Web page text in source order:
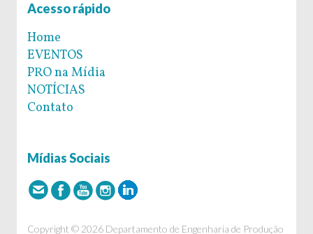
Acesso rápido
Home
EVENTOS
PRO na Mídia
NOTÍCIAS
Contato
Mídias Sociais
Copyright © 2026 Departamento de Engenharia de Produção